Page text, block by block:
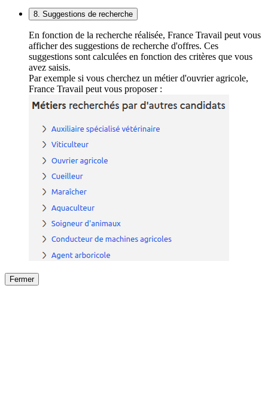
8. Suggestions de recherche
En fonction de la recherche réalisée, France Travail peut vous
afficher des suggestions de recherche d'offres. Ces
suggestions sont calculées en fonction des critères que vous
avez saisis.
Par exemple si vous cherchez un métier d'ouvrier agricole,
France Travail peut vous proposer :
Fermer